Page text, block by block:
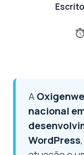
A
nacional
WordPress